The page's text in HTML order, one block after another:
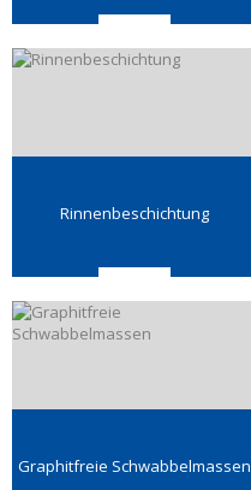
Rinnenbeschichtung
Graphitfreie Schwabbelmassen